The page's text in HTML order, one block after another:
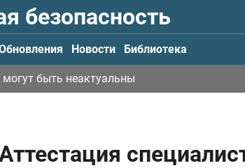
безопасность
Новости Библиотека
быть неактуальны